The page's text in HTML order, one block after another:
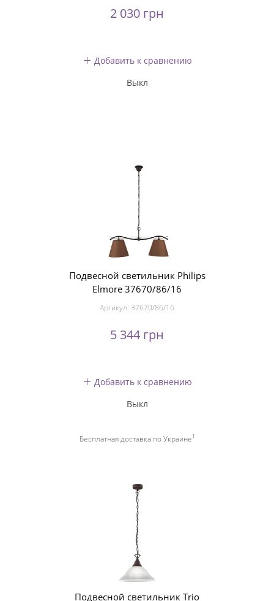
2 030 грн
Добавить к сравнению
Выкл
Подвесной светильник Philips
Elmore 37670/86/16
Артикул: 37670/86/16
5 344 грн
Добавить к сравнению
Выкл
Бесплатная доставка по Украине1
Подвесной светильник Trio